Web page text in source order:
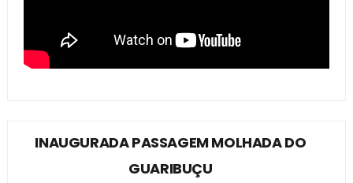
INAUGURADA PASSAGEM MOLHADA DO
GUARIBUÇU